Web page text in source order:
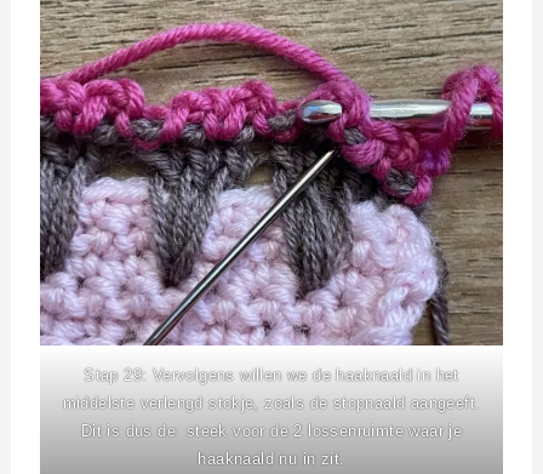
Stap 29: Vervolgens willen we de haaknaald in het
middelste verlengd stokje, zoals de stopnaald aangeeft.
Dit is dus de steek voor de 2 lossenruimte waar je
haaknaald nu in zit.